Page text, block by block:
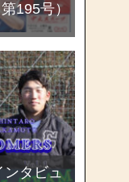
195号）
ンタビュ